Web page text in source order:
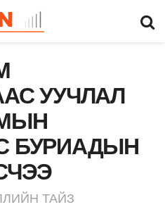
УУЧЛАЛ
БУРИАДЫН
ТАЙЗ